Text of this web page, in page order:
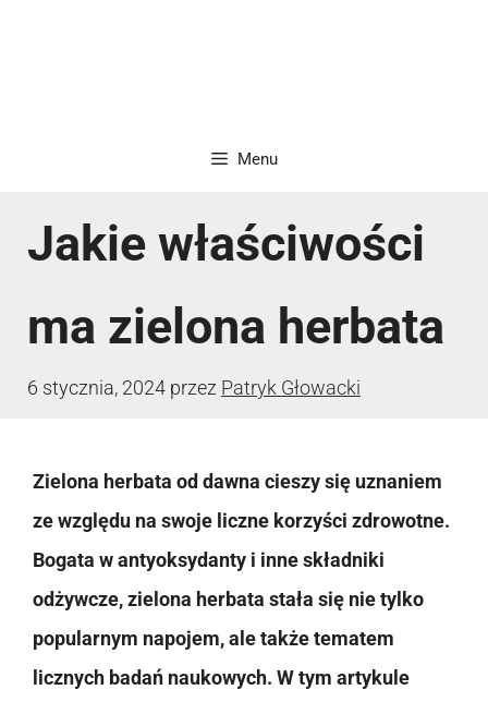
Menu
Jakie właściwości
ma zielona herbata
6 stycznia, 2024 przez Patryk Głowacki
Zielona herbata od dawna cieszy się uznaniem
ze względu na swoje liczne korzyści zdrowotne.
Bogata w antyoksydanty i inne składniki
odżywcze, zielona herbata stała się nie tylko
popularnym napojem, ale także tematem
licznych badań naukowych. W tym artykule